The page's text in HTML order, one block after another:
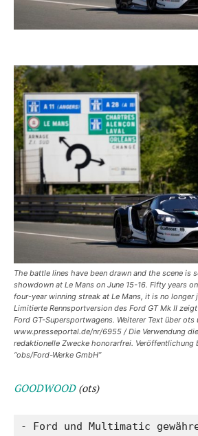
The battle lines have been drawn and the scene is
showdown at Le Mans on June 15-16. Fifty years
four-year winning streak at Le Mans, it is no longer
Limitierte Rennsportversion des Ford GT Mk II
Ford GT-Supersportwagens. Weiterer Text über ots
www.presseportal.de/nr/6955 / Die Verwendung
redaktionelle Zwecke honorarfrei. Veröffentlichung
“obs/Ford-Werke GmbH”
GOODWOOD(ots)
- Ford und Multimatic